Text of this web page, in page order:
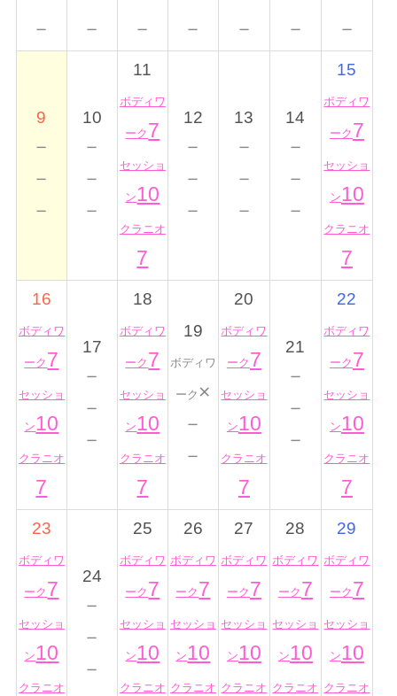
－
－
－
－
－
－
－
9
－
－
－
10
－
－
－
11
ボディワ
ーク 7
セッショ
ン10
クラニオ
7
12
－
－
－
13
－
－
－
14
－
－
－
15
ボディワ
ーク 7
セッショ
ン10
クラニオ
7
16
ボディワ
ーク 7
セッショ
ン10
クラニオ
7
17
－
－
－
18
ボディワ
ーク 7
セッショ
ン10
クラニオ
7
19
ボディワ
ーク ×
－
－
20
ボディワ
ーク 7
セッショ
ン10
クラニオ
7
21
－
－
－
22
ボディワ
ーク 7
セッショ
ン10
クラニオ
7
23
ボディワ
ーク 7
セッショ
ン10
クラニオ
24
－
－
－
25
ボディワ
ーク 7
セッショ
ン10
クラニオ
26
ボディワ
ーク 7
セッショ
ン10
クラニオ
27
ボディワ
ーク 7
セッショ
ン10
クラニオ
28
ボディワ
ーク 7
セッショ
ン10
クラニオ
29
ボディワ
ーク 7
セッショ
ン10
クラニオ